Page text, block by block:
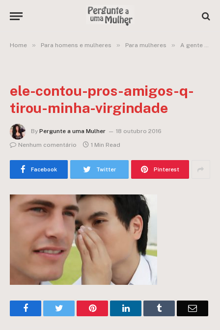
Home » Para homens e mulheres » Para mulheres » A gente se ama, mas ele contou pros amigos que tirou minha virgindade!
ele-contou-pros-amigos-q-
tirou-minha-virgindade
By Pergunte a uma Mulher
18 outubro 2016
Nenhum comentário
1 Min Read
Facebook Twitter Pinterest
FacebookTwitter Pinterest LinkedInTumblr Email